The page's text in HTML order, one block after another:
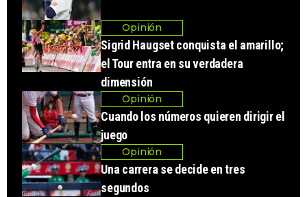
Opinión
Sigrid Haugset conquista el amarillo;
el Tour entra en su verdadera
dimensión
Opinión
Cuando los números quieren dirigir el
juego
Opinión
Una carrera se decide en tres
segundos